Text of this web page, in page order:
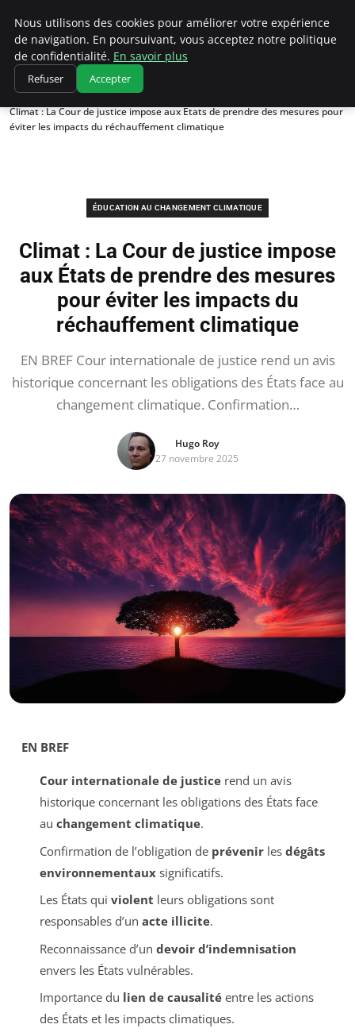
Climatedebtagents
Accueil
Éducation au changement climatique
Climat : La Cour de justice impose aux États de prendre des mesures pour
éviter les impacts du réchauffement climatique
ÉDUCATION AU CHANGEMENT CLIMATIQUE
Climat : La Cour de justice impose
aux États de prendre des mesures
pour éviter les impacts du
réchauffement climatique
EN BREF Cour internationale de justice rend un avis
historique concernant les obligations des États face au
changement climatique. Confirmation…
Hugo Roy
27 novembre 2025
EN BREF
Cour internationale de justicerend un avis
historique concernant les obligations des États face
au changement climatique.
Confirmation de l’obligation de prévenirles dégâts
environnementauxsignificatifs.
Les États qui violent leurs obligations sont
responsables d’un acte illicite.
Reconnaissance d’un devoir d’indemnisation
envers les États vulnérables.
Importance du lien de causalitéentre les actions
des États et les impacts climatiques.
Nous utilisons des cookies pour améliorer votre expérience
de navigation. En poursuivant, vous acceptez notre politique
de confidentialité. En savoir plus
Refuser Accepter